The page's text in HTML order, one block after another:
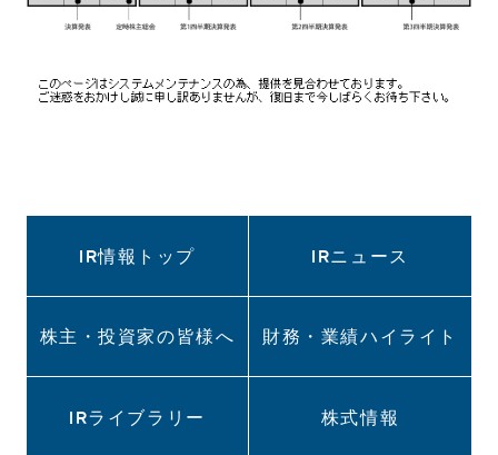
IR情報トップ IRニュース
株主・投資家の皆様へ 財務・業績ハイライト
IRライブラリー 株式情報